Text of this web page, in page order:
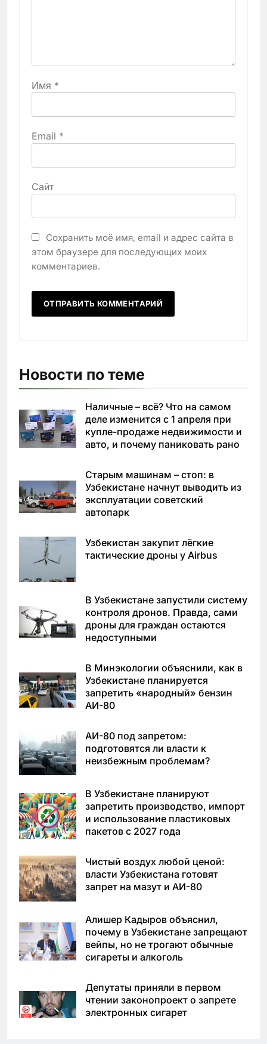
Имя *
Email *
Сайт
Сохранить моё имя, email и адрес сайта в
этом браузере для последующих моих
комментариев.
Новости по теме
Наличные – всё? Что на самом
деле изменится с 1 апреля при
купле-продаже недвижимости и
авто, и почему паниковать рано
Старым машинам – стоп: в
Узбекистане начнут выводить из
эксплуатации советский
автопарк
Узбекистан закупит лёгкие
тактические дроны у Airbus
В Узбекистане запустили систему
контроля дронов. Правда, сами
дроны для граждан остаются
недоступными
В Минэкологии объяснили, как в
Узбекистане планируется
запретить «народный» бензин
АИ-80
АИ-80 под запретом:
подготовятся ли власти к
неизбежным проблемам?
В Узбекистане планируют
запретить производство, импорт
и использование пластиковых
пакетов с 2027 года
Чистый воздух любой ценой:
власти Узбекистана готовят
запрет на мазут и АИ-80
Алишер Кадыров объяснил,
почему в Узбекистане запрещают
вейпы, но не трогают обычные
сигареты и алкоголь
Депутаты приняли в первом
чтении законопроект о запрете
электронных сигарет